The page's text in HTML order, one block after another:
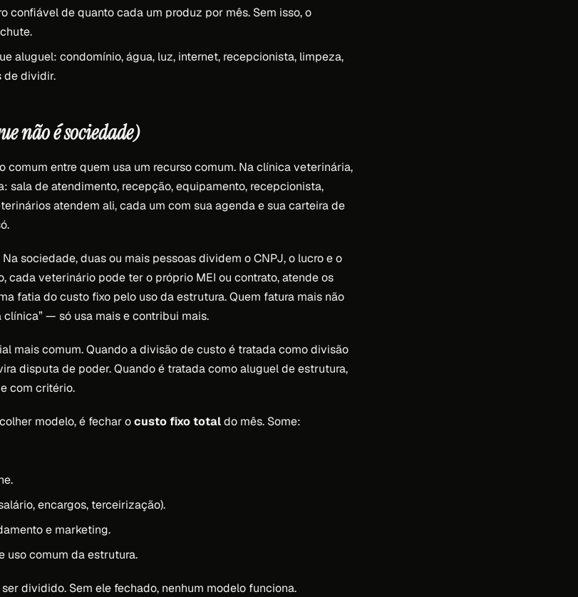
confiável de quanto cada um produz por mês. Sem isso, o
aluguel: condomínio, água, luz, internet, recepcionista, limpeza,
de dividir.
não é sociedade)
comum entre quem usa um recurso comum. Na clínica veterinária,
sala de atendimento, recepção, equipamento, recepcionista,
atendem ali, cada um com sua agenda e sua carteira de
sociedade, duas ou mais pessoas dividem o CNPJ, o lucro e o
cada veterinário pode ter o próprio MEI ou contrato, atende os
fatia do custo fixo pelo uso da estrutura. Quem fatura mais não
— só usa mais e contribui mais.
mais comum. Quando a divisão de custo é tratada como divisão
disputa de poder. Quando é tratada como aluguel de estrutura,
com critério.
modelo, é fechar ocusto fixo totaldo mês. Some:
encargos, terceirização).
e marketing.
uso comum da estrutura.
dividido. Sem ele fechado, nenhum modelo funciona.